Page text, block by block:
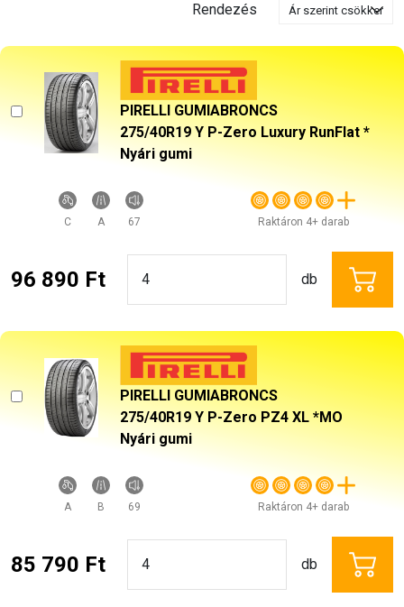
Rendezés
PIRELLI GUMIABRONCS
275/40R19 Y P-Zero Luxury RunFlat *
Nyári gumi
C A 67 Raktáron 4+ darab
96 890 Ft db
PIRELLI GUMIABRONCS
275/40R19 Y P-Zero PZ4 XL *MO
Nyári gumi
A B 69 Raktáron 4+ darab
85 790 Ft db